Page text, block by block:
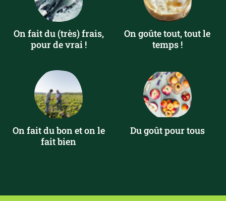
On fait du (très) frais,
pour de vrai !
On goûte tout, tout le
temps !
On fait du bon et on le
fait bien
Du goût pour tous